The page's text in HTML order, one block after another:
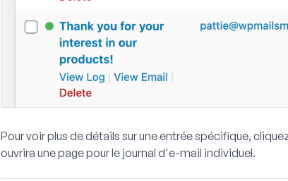
Pour voir plus de détails sur une entrée spécifique,
ouvrira une page pour le journal d'e-mail individuel.